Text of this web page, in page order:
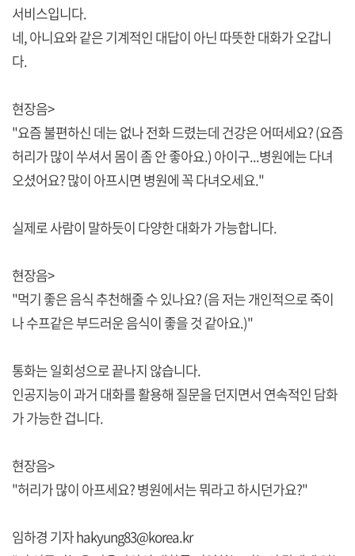
서비스입니다.
네, 아니요와 같은 기계적인 대답이 아닌 따뜻한 대화가 오갑니
다.
현장음>
"요즘 불편하신 데는 없나 전화 드렸는데 건강은 어떠세요? (요즘
허리가 많이 쑤셔서 몸이 좀 안 좋아요.) 아이구...병원에는 다녀
오셨어요? 많이 아프시면 병원에 꼭 다녀오세요."
실제로 사람이 말하듯이 다양한 대화가 가능합니다.
현장음>
"먹기 좋은 음식 추천해줄 수 있나요? (음 저는 개인적으로 죽이
나 수프같은 부드러운 음식이 좋을 것 같아요.)"
통화는 일회성으로 끝나지 않습니다.
인공지능이 과거 대화를 활용해 질문을 던지면서 연속적인 담화
가 가능한 겁니다.
현장음>
"허리가 많이 아프세요? 병원에서는 뭐라고 하시던가요?"
임하경 기자 hakyung83@korea.kr